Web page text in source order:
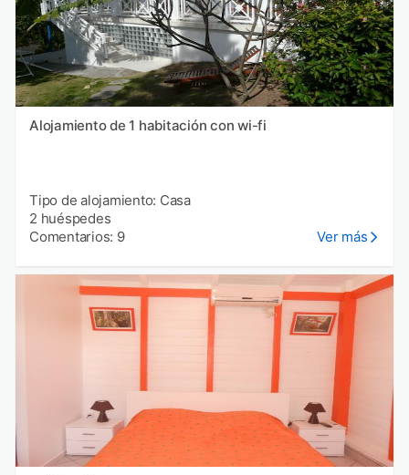
Alojamiento de 1 habitación con wi-fi
Tipo de alojamiento: Casa
2 huéspedes
Comentarios: 9
Ver más